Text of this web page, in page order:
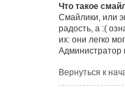
Что такое
Смайлики, или
радость, а :(
их: они легко
Администратор
Вернуться к